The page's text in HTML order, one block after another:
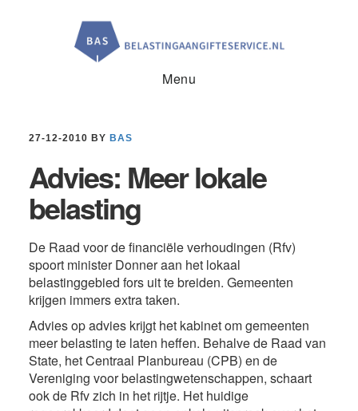
Menu
27-12-2010 BY BAS
Advies: Meer lokale
belasting
De Raad voor de financiële verhoudingen (Rfv)
spoort minister Donner aan het lokaal
belastinggebied fors uit te breiden. Gemeenten
krijgen immers extra taken.
Advies op advies krijgt het kabinet om gemeenten
meer belasting te laten heffen. Behalve de Raad van
State, het Centraal Planbureau (CPB) en de
Vereniging voor belastingwetenschappen, schaart
ook de Rfv zich in het rijtje. Het huidige